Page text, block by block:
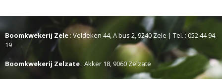
Boomkwekerij Zele: Veldeken 44, A bus 2, 9240 Zele | Tel. : 052 44 94
19
Boomkwekerij Zelzate : Akker 18, 9060 Zelzate